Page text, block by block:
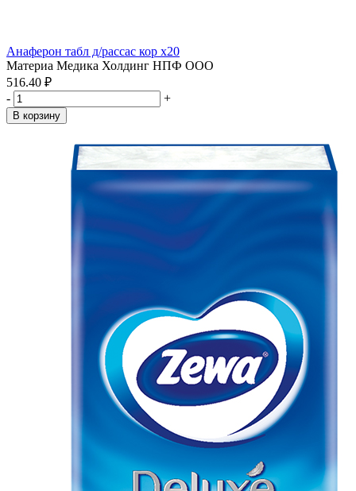
Анаферон табл д/рассас кор x20
Материа Медика Холдинг НПФ ООО
516.40 ₽
-
+
В корзину